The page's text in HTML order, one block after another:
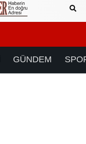
GÜNDEM